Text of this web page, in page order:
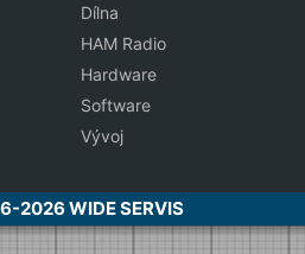
Dílna
HAM Radio
Hardware
Software
Vývoj
2026 WIDE SERVIS